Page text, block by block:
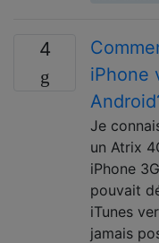
4
iPhone
Je
un Atrix
iPhone
pouvait
iTunes
jamais